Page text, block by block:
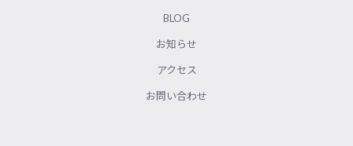
BLOG
お知らせ
アクセス
お問い合わせ